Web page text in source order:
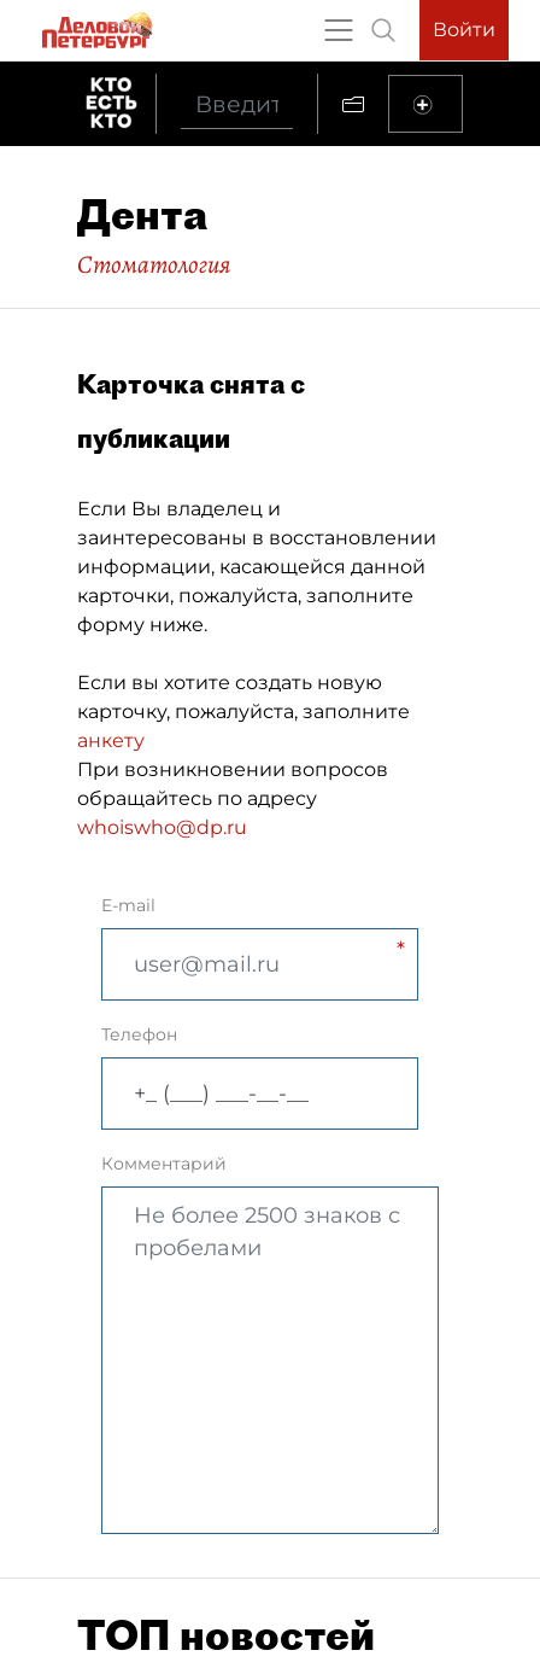
Войти
Дента
Стоматология
Карточка снята с
публикации
Если Вы владелец и
заинтересованы в восстановлении
информации, касающейся данной
карточки, пожалуйста, заполните
форму ниже.
Если вы хотите создать новую
карточку, пожалуйста, заполните
анкету
При возникновении вопросов
обращайтесь по адресу
whoiswho@dp.ru
E-mail
Телефон
Комментарий
ТОП новостей